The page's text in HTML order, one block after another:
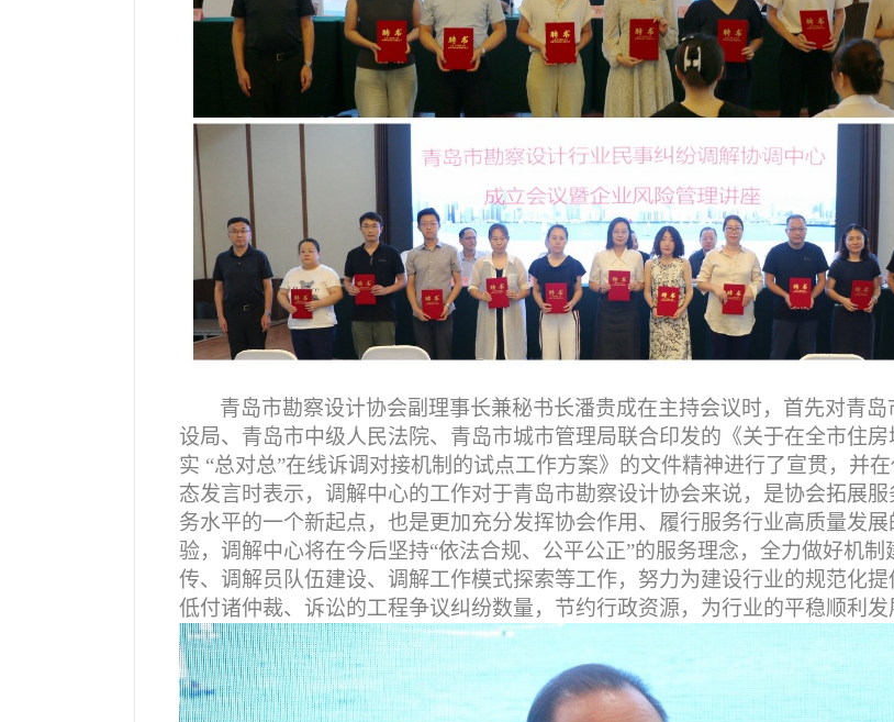
青岛市勘察设计协会副理事长兼秘书长潘贵成在主持会议时，首先对青岛
设局、青岛市中级人民法院、青岛市城市管理局联合印发的《关于在全市住
实 “总对总”在线诉调对接机制的试点工作方案》的文件精神进行了宣贯，并
态发言时表示，调解中心的工作对于青岛市勘察设计协会来说，是协会拓展
务水平的一个新起点，也是更加充分发挥协会作用、履行服务行业高质量发
验，调解中心将在今后坚持“依法合规、公平公正”的服务理念，全力做好机制
传、调解员队伍建设、调解工作模式探索等工作，努力为建设行业的规范化
低付诸仲裁、诉讼的工程争议纠纷数量，节约行政资源，为行业的平稳顺利发